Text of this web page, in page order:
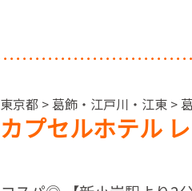
東京都 > 葛飾・江戸川・江東 >
カプセルホテル